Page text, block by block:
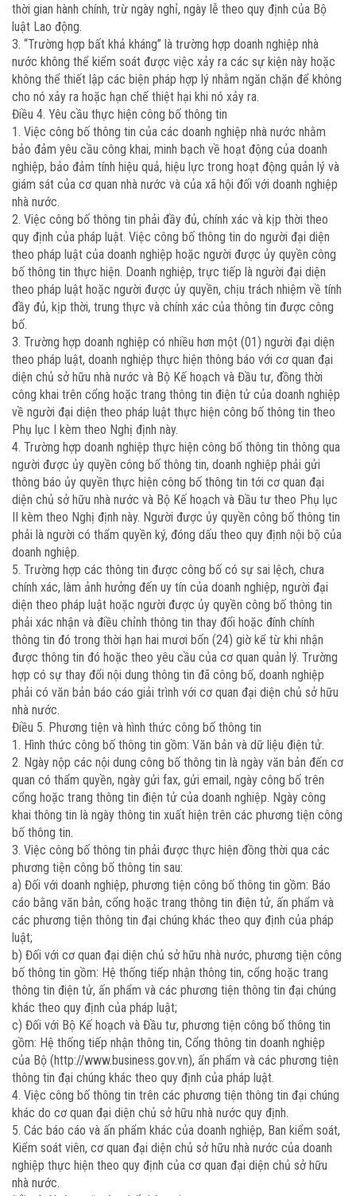
thời gian hành chính, trừ ngày nghỉ, ngày lễ theo quy định của Bộ
luật Lao động.
3. “Trường hợp bất khả kháng” là trường hợp doanh nghiệp nhà
nước không thể kiểm soát được việc xảy ra các sự kiện này hoặc
không thể thiết lập các biện pháp hợp lý nhằm ngăn chặn để không
cho nó xảy ra hoặc hạn chế thiệt hại khi nó xảy ra.
Điều 4. Yêu cầu thực hiện công bố thông tin
1. Việc công bố thông tin của các doanh nghiệp nhà nước nhằm
bảo đảm yêu cầu công khai, minh bạch về hoạt động của doanh
nghiệp, bảo đảm tính hiệu quả, hiệu lực trong hoạt động quản lý và
giám sát của cơ quan nhà nước và của xã hội đối với doanh nghiệp
nhà nước.
2. Việc công bố thông tin phải đầy đủ, chính xác và kịp thời theo
quy định của pháp luật. Việc công bố thông tin do người đại diện
theo pháp luật của doanh nghiệp hoặc người được ủy quyền công
bố thông tin thực hiện. Doanh nghiệp, trực tiếp là người đại diện
theo pháp luật hoặc người được ủy quyền, chịu trách nhiệm về tính
đầy đủ, kịp thời, trung thực và chính xác của thông tin được công
bố.
3. Trường hợp doanh nghiệp có nhiều hơn một (01) người đại diện
theo pháp luật, doanh nghiệp thực hiện thông báo với cơ quan đại
diện chủ sở hữu nhà nước và Bộ Kế hoạch và Đầu tư, đồng thời
công khai trên cổng hoặc trang thông tin điện tử của doanh nghiệp
về người đại diện theo pháp luật thực hiện công bố thông tin theo
Phụ lục I kèm theo Nghị định này.
4. Trường hợp doanh nghiệp thực hiện công bố thông tin thông qua
người được ủy quyền công bố thông tin, doanh nghiệp phải gửi
thông báo ủy quyền thực hiện công bố thông tin tới cơ quan đại
diện chủ sở hữu nhà nước và Bộ Kế hoạch và Đầu tư theo Phụ lục
II kèm theo Nghị định này. Người được ủy quyền công bố thông tin
phải là người có thẩm quyền ký, đóng dấu theo quy định nội bộ của
doanh nghiệp.
5. Trường hợp các thông tin được công bố có sự sai lệch, chưa
chính xác, làm ảnh hưởng đến uy tín của doanh nghiệp, người đại
diện theo pháp luật hoặc người được ủy quyền công bố thông tin
phải xác nhận và điều chỉnh thông tin thay đổi hoặc đính chính
thông tin đó trong thời hạn hai mươi bốn (24) giờ kể từ khi nhận
được thông tin đó hoặc theo yêu cầu của cơ quan quản lý. Trường
hợp có sự thay đổi nội dung thông tin đã công bố, doanh nghiệp
phải có văn bản báo cáo giải trình với cơ quan đại diện chủ sở hữu
nhà nước.
Điều 5. Phương tiện và hình thức công bố thông tin
1. Hình thức công bố thông tin gồm: Văn bản và dữ liệu điện tử.
2. Ngày nộp các nội dung công bố thông tin là ngày văn bản đến cơ
quan có thẩm quyền, ngày gửi fax, gửi email, ngày công bố trên
cổng hoặc trang thông tin điện tử của doanh nghiệp. Ngày công
khai thông tin là ngày thông tin xuất hiện trên các phương tiện công
bố thông tin.
3. Việc công bố thông tin phải được thực hiện đồng thời qua các
phương tiện công bố thông tin sau:
a) Đối với doanh nghiệp, phương tiện công bố thông tin gồm: Báo
cáo bằng văn bản, cổng hoặc trang thông tin điện tử, ấn phẩm và
các phương tiện thông tin đại chúng khác theo quy định của pháp
luật;
b) Đối với cơ quan đại diện chủ sở hữu nhà nước, phương tiện công
bố thông tin gồm: Hệ thống tiếp nhận thông tin, cổng hoặc trang
thông tin điện tử, ấn phẩm và các phương tiện thông tin đại chúng
khác theo quy định của pháp luật;
c) Đối với Bộ Kế hoạch và Đầu tư, phương tiện công bố thông tin
gồm: Hệ thống tiếp nhận thông tin, Cổng thông tin doanh nghiệp
của Bộ (http://www.business.gov.vn), ấn phẩm và các phương tiện
thông tin đại chúng khác theo quy định của pháp luật.
4. Việc công bố thông tin trên các phương tiện thông tin đại chúng
khác do cơ quan đại diện chủ sở hữu nhà nước quy định.
5. Các báo cáo và ấn phẩm khác của doanh nghiệp, Ban kiểm soát,
Kiểm soát viên, cơ quan đại diện chủ sở hữu nhà nước của doanh
nghiệp thực hiện theo quy định của cơ quan đại diện chủ sở hữu
nhà nước.